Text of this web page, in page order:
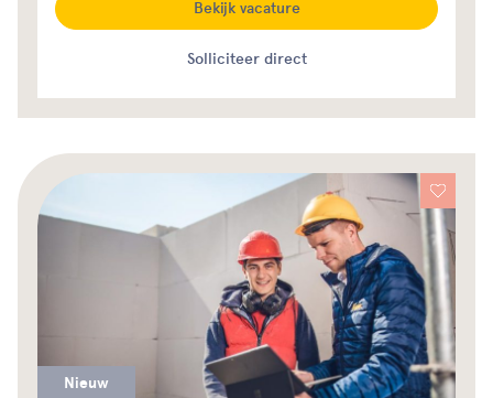
Solliciteer direct
Bekijk vacature
Nieuw